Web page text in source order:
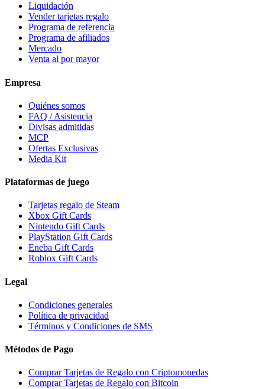
Liquidación
Vender tarjetas regalo
Programa de referencia
Programa de afiliados
Mercado
Venta al por mayor
Empresa
Quiénes somos
FAQ / Asistencia
Divisas admitidas
MCP
Ofertas Exclusivas
Media Kit
Plataformas de juego
Tarjetas regalo de Steam
Xbox Gift Cards
Nintendo Gift Cards
PlayStation Gift Cards
Eneba Gift Cards
Roblox Gift Cards
Legal
Condiciones generales
Política de privacidad
Términos y Condiciones de SMS
Métodos de Pago
Comprar Tarjetas de Regalo con Criptomonedas
Comprar Tarjetas de Regalo con Bitcoin